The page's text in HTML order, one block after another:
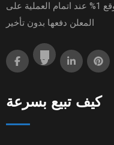
خلال الموقع والتطبيق- عمولة الموقع 1% عند اتمام العملية على
المعلن دفعها بدون تأخير
كيف تبيع بسرعة